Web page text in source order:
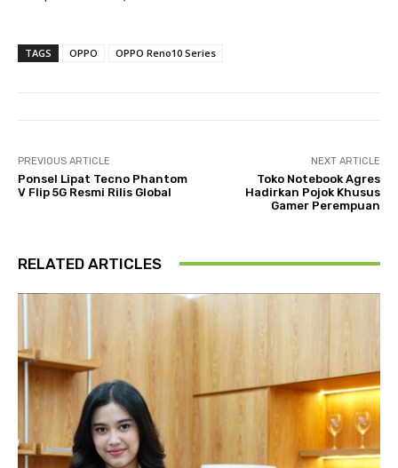
TAGS OPPO OPPO Reno10 Series
PREVIOUS ARTICLE
Ponsel Lipat Tecno Phantom
V Flip 5G Resmi Rilis Global
NEXT ARTICLE
Toko Notebook Agres
Hadirkan Pojok Khusus
Gamer Perempuan
RELATED ARTICLES